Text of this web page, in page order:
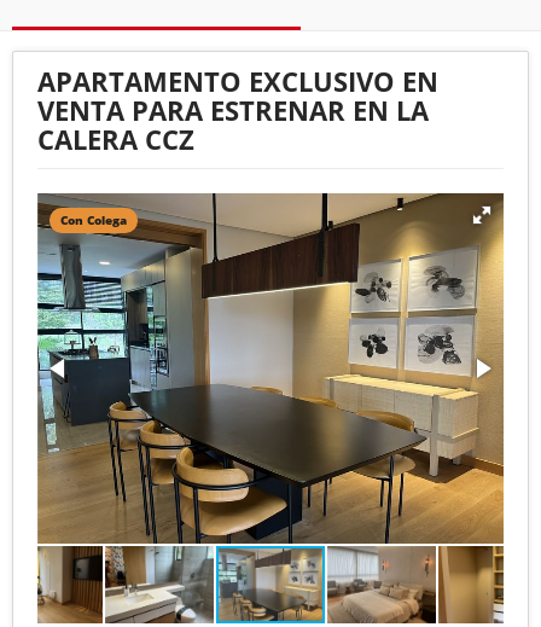
APARTAMENTO EXCLUSIVO EN
VENTA PARA ESTRENAR EN LA
CALERA CCZ
Con Colega